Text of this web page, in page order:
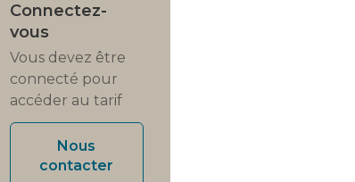
Connectez-
vous
Vous devez être
connecté pour
accéder au tarif
Nous
contacter